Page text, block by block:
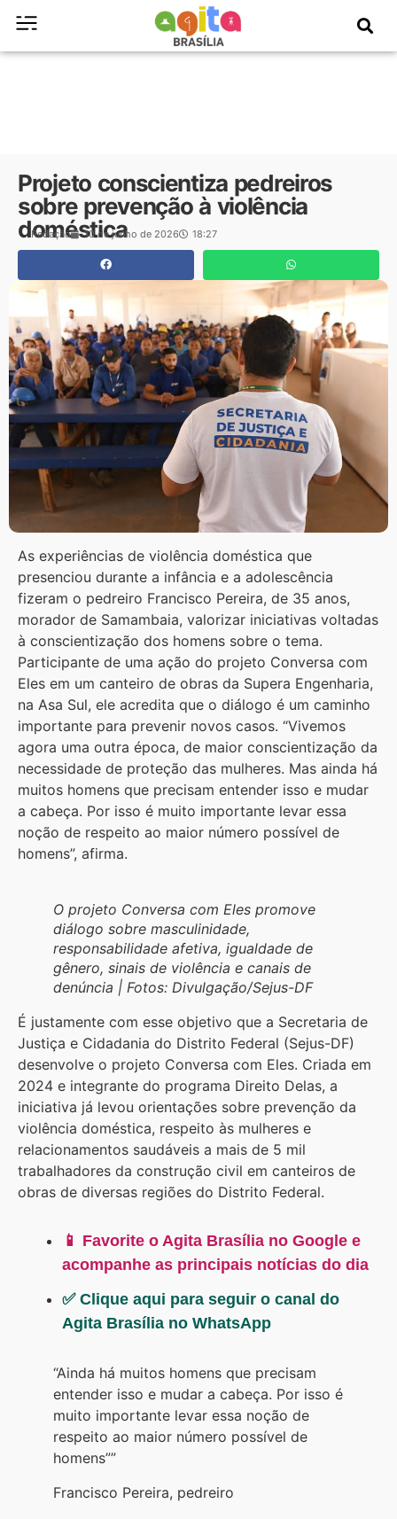
Projeto conscientiza pedreiros
sobre prevenção à violência
doméstica
Redação 10 de junho de 2026 18:27
As experiências de violência doméstica que
presenciou durante a infância e a adolescência
fizeram o pedreiro Francisco Pereira, de 35 anos,
morador de Samambaia, valorizar iniciativas voltadas
à conscientização dos homens sobre o tema.
Participante de uma ação do projeto Conversa com
Eles em um canteiro de obras da Supera Engenharia,
na Asa Sul, ele acredita que o diálogo é um caminho
importante para prevenir novos casos. “Vivemos
agora uma outra época, de maior conscientização da
necessidade de proteção das mulheres. Mas ainda há
muitos homens que precisam entender isso e mudar
a cabeça. Por isso é muito importante levar essa
noção de respeito ao maior número possível de
homens”, afirma.
O projeto Conversa com Eles promove
diálogo sobre masculinidade,
responsabilidade afetiva, igualdade de
gênero, sinais de violência e canais de
denúncia | Fotos: Divulgação/Sejus-DF
É justamente com esse objetivo que a Secretaria de
Justiça e Cidadania do Distrito Federal (Sejus-DF)
desenvolve o projeto Conversa com Eles. Criada em
2024 e integrante do programa Direito Delas, a
iniciativa já levou orientações sobre prevenção da
violência doméstica, respeito às mulheres e
relacionamentos saudáveis a mais de 5 mil
trabalhadores da construção civil em canteiros de
obras de diversas regiões do Distrito Federal.
📱 Favorite o Agita Brasília no Google e
acompanhe as principais notícias do dia
✅ Clique aqui para seguir o canal do
Agita Brasília no WhatsApp
“Ainda há muitos homens que precisam
entender isso e mudar a cabeça. Por isso é
muito importante levar essa noção de
respeito ao maior número possível de
homens””
Francisco Pereira, pedreiro